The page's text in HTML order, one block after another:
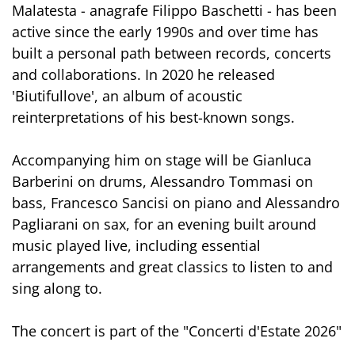
Malatesta - anagrafe Filippo Baschetti - has been
active since the early 1990s and over time has
built a personal path between records, concerts
and collaborations. In 2020 he released
'Biutifullove', an album of acoustic
reinterpretations of his best-known songs.
Accompanying him on stage will be Gianluca
Barberini on drums, Alessandro Tommasi on
bass, Francesco Sancisi on piano and Alessandro
Pagliarani on sax, for an evening built around
music played live, including essential
arrangements and great classics to listen to and
sing along to.
The concert is part of the "Concerti d'Estate 2026"